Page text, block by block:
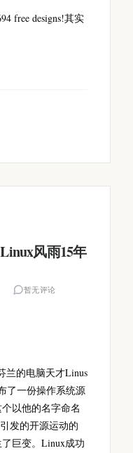
free designs!其实
风雨15年
暂无评论
兰的电脑天才Linus
了一份操作系统源
以他的名字命名
发的开源运动的
巨变。Linux成功